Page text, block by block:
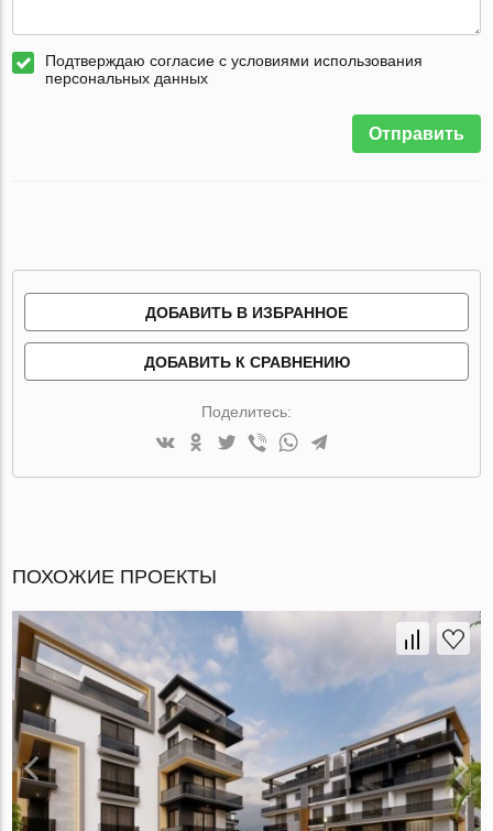
Подтверждаю согласие с условиями использования
персональных данных
Отправить
ДОБАВИТЬ В ИЗБРАННОЕ
ДОБАВИТЬ К СРАВНЕНИЮ
Поделитесь:
ПОХОЖИЕ ПРОЕКТЫ